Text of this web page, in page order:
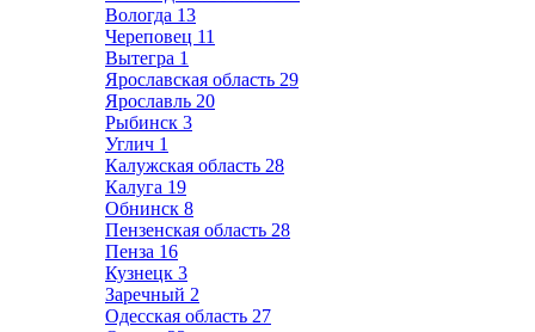
Вологда 13
Череповец 11
Вытегра 1
Ярославская область 29
Ярославль 20
Рыбинск 3
Углич 1
Калужская область 28
Калуга 19
Обнинск 8
Пензенская область 28
Пенза 16
Кузнецк 3
Заречный 2
Одесская область 27